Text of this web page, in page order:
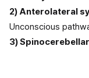
2) Anterolateral
Unconscious
3)